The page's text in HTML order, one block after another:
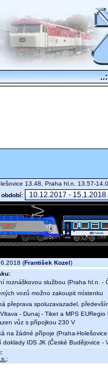
13.48, Praha hl.n. 13.57-
období:
(František Kozel)
roznáškovou službou (Praha hl.n. -
vozů možno zakoupit místenku
přeprava spoluzavazadel,
- Dunaj - Tiket a MPS
vůz s přípojkou 230 V
na žádné přípoje (Praha-
IDS JK (České Budějovice -
;